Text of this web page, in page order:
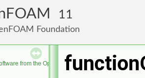
11
Foundation
from the OpenFOAM Foundation